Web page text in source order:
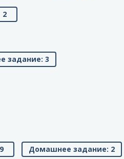
2
задание: 3
9 Домашнее задание: 2